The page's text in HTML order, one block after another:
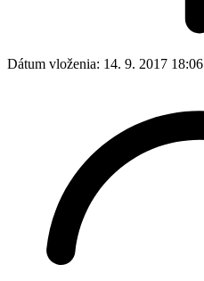
Dátum vloženia: 14. 9. 2017 18:06